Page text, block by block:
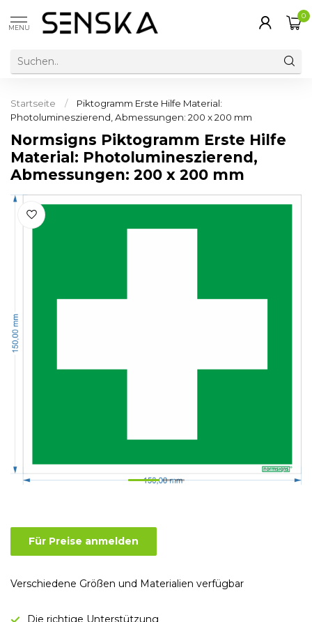
MENU
0
Startseite /
Piktogramm Erste Hilfe Material:
Photolumineszierend, Abmessungen: 200 x 200 mm
Normsigns Piktogramm Erste Hilfe
Material: Photolumineszierend,
Abmessungen: 200 x 200 mm
Für Preise anmelden
Verschiedene Größen und Materialien verfügbar
Die richtige Unterstützung